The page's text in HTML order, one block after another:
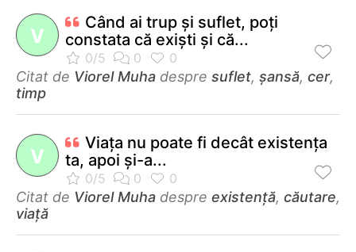
V
Când ai trup şi suflet, poţi
constata că exişti şi că...
Citat de Viorel Muha despre suflet, șansă, cer,
timp
V
Viaţa nu poate fi decât existenţa
ta, apoi şi-a...
Citat de Viorel Muha despre existență, căutare,
viață